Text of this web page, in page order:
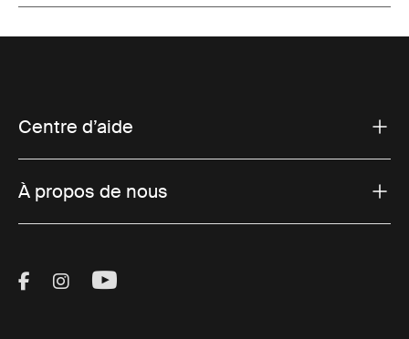
Centre d’aide
À propos de nous
Visit Thule on Facebook (external link)
Visit Thule on Instagram (external link)
Visit Thule on Youtube (external